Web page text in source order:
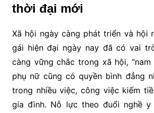
thời đại mới
Xã hội ngày càng phát triển và hội
gái hiện đại ngày nay đã có vai
càng vững chắc trong xã hội, “nam
phụ nữ cũng có quyền bình đẳng
trong nhiều việc, công việc kiếm
gia đình. Nỗ lực theo đuổi nghề